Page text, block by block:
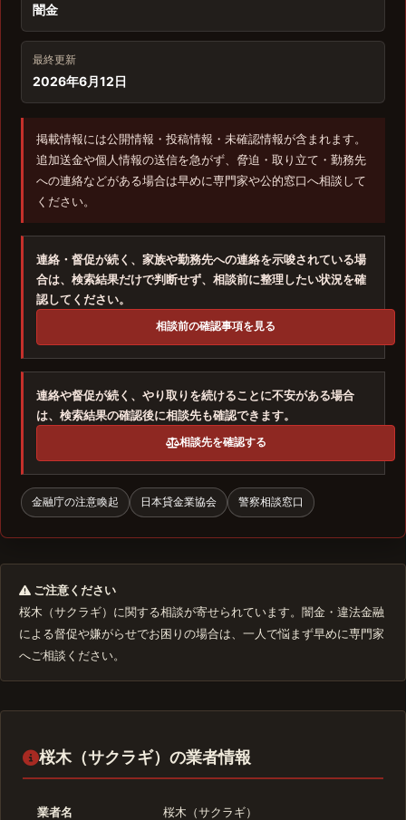
闇金
最終更新
2026年6月12日
掲載情報には公開情報・投稿情報・未確認情報が含まれます。
追加送金や個人情報の送信を急がず、脅迫・取り立て・勤務先
への連絡などがある場合は早めに専門家や公的窓口へ相談して
ください。
連絡・督促が続く、家族や勤務先への連絡を示唆されている場
合は、検索結果だけで判断せず、相談前に整理したい状況を確
認してください。
相談前の確認事項を見る
連絡や督促が続く、やり取りを続けることに不安がある場合
は、検索結果の確認後に相談先も確認できます。
相談先を確認する
金融庁の注意喚起 日本貸金業協会 警察相談窓口
ご注意ください
桜木（サクラギ）に関する相談が寄せられています。闇金・違法金融
による督促や嫌がらせでお困りの場合は、一人で悩まず早めに専門家
へご相談ください。
桜木（サクラギ）の業者情報
業者名 桜木（サクラギ）